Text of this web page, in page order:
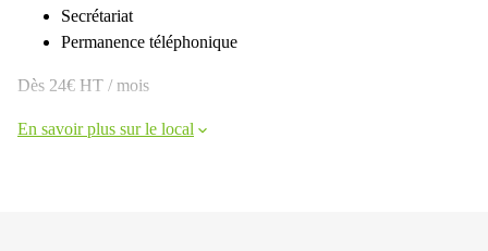
Secrétariat
Permanence téléphonique
Dès 24€ HT / mois
En savoir plus sur le local